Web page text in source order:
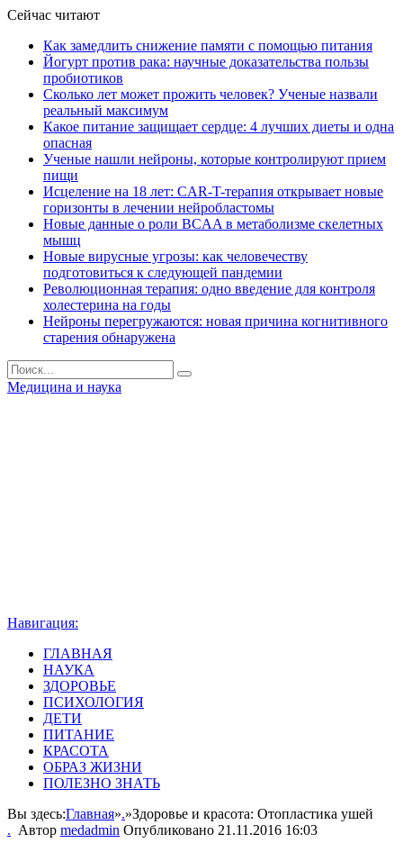
Сейчас читают
Как замедлить снижение памяти с помощью питания
Йогурт против рака: научные доказательства пользы
пробиотиков
Сколько лет может прожить человек? Ученые назвали
реальный максимум
Какое питание защищает сердце: 4 лучших диеты и одна
опасная
Ученые нашли нейроны, которые контролируют прием
пищи
Исцеление на 18 лет: CAR-T-терапия открывает новые
горизонты в лечении нейробластомы
Новые данные о роли BCAA в метаболизме скелетных
мышц
Новые вирусные угрозы: как человечеству
подготовиться к следующей пандемии
Революционная терапия: одно введение для контроля
холестерина на годы
Нейроны перегружаются: новая причина когнитивного
старения обнаружена
Медицина и наука
Навигация:
ГЛАВНАЯ
НАУКА
ЗДОРОВЬЕ
ПСИХОЛОГИЯ
ДЕТИ
ПИТАНИЕ
КРАСОТА
ОБРАЗ ЖИЗНИ
ПОЛЕЗНО ЗНАТЬ
Вы здесь:Главная».»Здоровье и красота: Отопластика ушей
. Автор medadmin Опубликовано 21.11.2016 16:03